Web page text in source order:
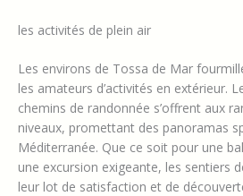
les activités de plein air
Les environs de Tossa de Mar
les amateurs d’activités en extérieur.
chemins de randonnée s’offrent aux
niveaux, promettant des panoramas
Méditerranée. Que ce soit pour une
une excursion exigeante, les sentiers
leur lot de satisfaction et de